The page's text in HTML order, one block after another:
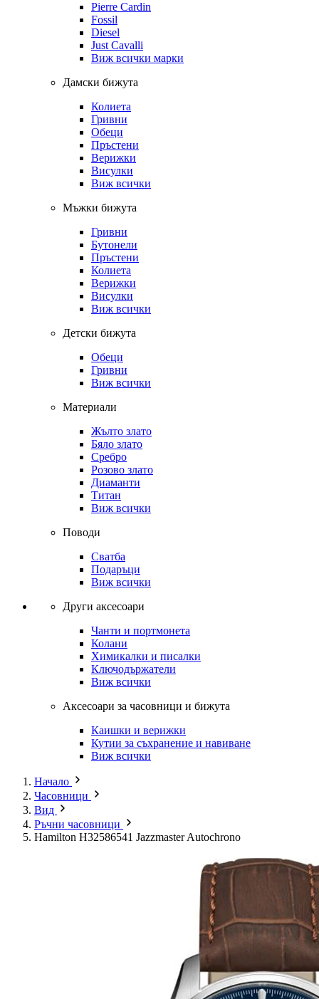
Pierre Cardin
Fossil
Diesel
Just Cavalli
Виж всички марки
Дамски бижута
Колиета
Гривни
Обеци
Пръстени
Верижки
Висулки
Виж всички
Мъжки бижута
Гривни
Бутонели
Пръстени
Колиета
Верижки
Висулки
Виж всички
Детски бижута
Обеци
Гривни
Виж всички
Материали
Жълто злато
Бяло злато
Сребро
Розово злато
Диаманти
Титан
Виж всички
Поводи
Сватба
Подаръци
Виж всички
Други аксесоари
Чанти и портмонета
Колани
Химикалки и писалки
Ключодържатели
Виж всички
Аксесоари за часовници и бижута
Каишки и верижки
Кутии за съхранение и навиване
Виж всички
Начало
Часовници
Вид
Ръчни часовници
Hamilton H32586541 Jazzmaster Autochrono